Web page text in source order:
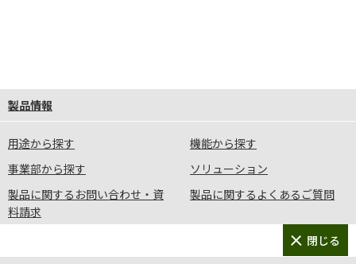
製品情報
用途から探す
機能から探す
事業部から探す
ソリューション
製品に関するお問い合わせ・資
料請求
製品に関するよくあるご質問